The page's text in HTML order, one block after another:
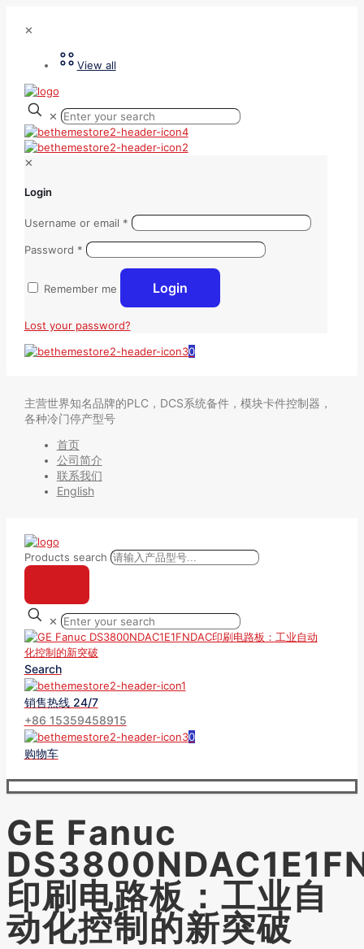
✕
View all
✕
✕
Login
Username or email *
Password *
Remember me Login
Lost your password?
0
主营世界知名品牌的PLC，DCS系统备件，模块卡件控制器，
各种冷门停产型号
首页
公司简介
联系我们
English
Products search
✕
Search
销售热线 24/7
+86 15359458915
0
购物车
GE Fanuc
印刷电路板：工业自
动化控制的新突破